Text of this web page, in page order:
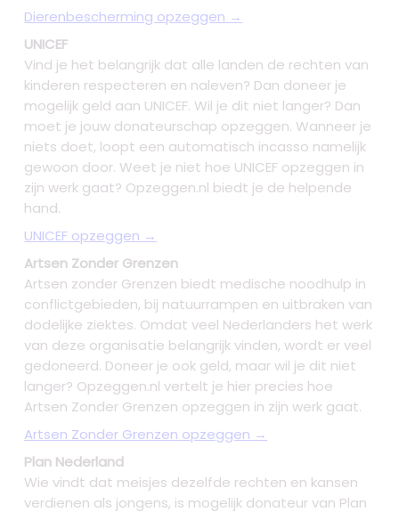
Dierenbescherming opzeggen →
UNICEF
Vind je het belangrijk dat alle landen de rechten van
kinderen respecteren en naleven? Dan doneer je
mogelijk geld aan UNICEF. Wil je dit niet langer? Dan
moet je jouw donateurschap opzeggen. Wanneer je
niets doet, loopt een automatisch incasso namelijk
gewoon door. Weet je niet hoe UNICEF opzeggen in
zijn werk gaat? Opzeggen.nl biedt je de helpende
hand.
UNICEF opzeggen →
Artsen Zonder Grenzen
Artsen zonder Grenzen biedt medische noodhulp in
conflictgebieden, bij natuurrampen en uitbraken van
dodelijke ziektes. Omdat veel Nederlanders het werk
van deze organisatie belangrijk vinden, wordt er veel
gedoneerd. Doneer je ook geld, maar wil je dit niet
langer? Opzeggen.nl vertelt je hier precies hoe
Artsen Zonder Grenzen opzeggen in zijn werk gaat.
Artsen Zonder Grenzen opzeggen →
Plan Nederland
Wie vindt dat meisjes dezelfde rechten en kansen
verdienen als jongens, is mogelijk donateur van Plan